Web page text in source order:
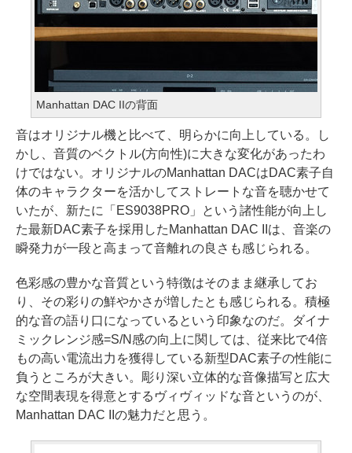
Manhattan DAC IIの背面
音はオリジナル機と比べて、明らかに向上している。し
かし、音質のベクトル(方向性)に大きな変化があったわ
けではない。オリジナルのManhattan DACはDAC素子自
体のキャラクターを活かしてストレートな音を聴かせて
いたが、新たに「ES9038PRO」という諸性能が向上し
た最新DAC素子を採用したManhattan DAC IIは、音楽の
瞬発力が一段と高まって音離れの良さも感じられる。
色彩感の豊かな音質という特徴はそのまま継承してお
り、その彩りの鮮やかさが増したとも感じられる。積極
的な音の語り口になっているという印象なのだ。ダイナ
ミックレンジ感=S/N感の向上に関しては、従来比で4倍
もの高い電流出力を獲得している新型DAC素子の性能に
負うところが大きい。彫り深い立体的な音像描写と広大
な空間表現を得意とするヴィヴィッドな音というのが、
Manhattan DAC IIの魅力だと思う。